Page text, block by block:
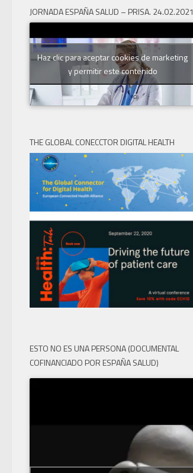
JORNADA ESPAÑA SALUD – PRISA. 24.02.2021
Haz clic para aceptar cookies de marketing
y permitir este contenido
THE GLOBAL CONECCTOR DIGITAL HEALTH
ESTO NO ES UNA PERSONA (DOCUMENTAL
COFINANCIADO POR ESPAÑA SALUD)